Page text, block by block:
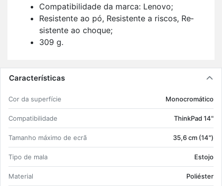
Com­pa­ti­bi­li­dade da marca: Le­novo;
Re­sis­tente ao pó, Re­sis­tente a riscos, Re­
sis­tente ao choque;
309 g.
Características
Cor da su­per­fície Mo­no­cro­má­tico
Com­pa­ti­bi­li­dade ThinkPad 14"
Ta­manho má­ximo de ecrã 35,6 cm (14")
Tipo de mala Es­tojo
Ma­te­rial Po­liéster